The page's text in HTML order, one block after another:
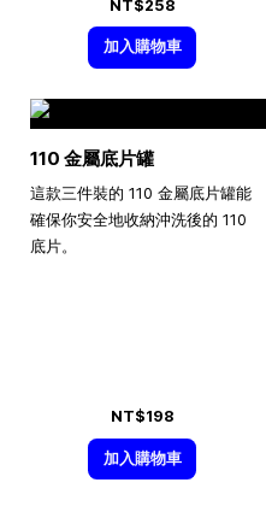
NT$258
加入購物車
110 金屬底片罐
這款三件裝的 110 金屬底片罐能
確保你安全地收納沖洗後的 110
底片。
NT$198
加入購物車